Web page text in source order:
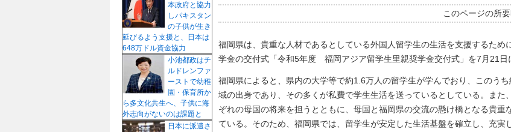
このページの所要
福岡県は、貴重な人材であるとしている外国人留学生の生活を支援するため
学金の交付式「令和5年度 福岡アジア留学生里親奨学金交付式」を7月21日
福岡県によると、県内の大学等で約1.6万人の留学生が学んでおり、このう
域の出身であり、その多くが私費で学生生活を送っているとしている。また
ぞれの母国の将来を担うとともに、母国と福岡県の交流の懸け橋となる貴重
ている。そのため、福岡県では、留学生が安定した生活基盤を確立し、充実
本政府と協力
しパキスタン
の子供が生き
延びるよう支援と、日本は
648万ドル資金協力
小池都政はチ
ルドレンファ
ーストで幼稚
園・保育所か
ら多文化共生へ、子供に海
外志向がないのは課題と
日本に派遣さ